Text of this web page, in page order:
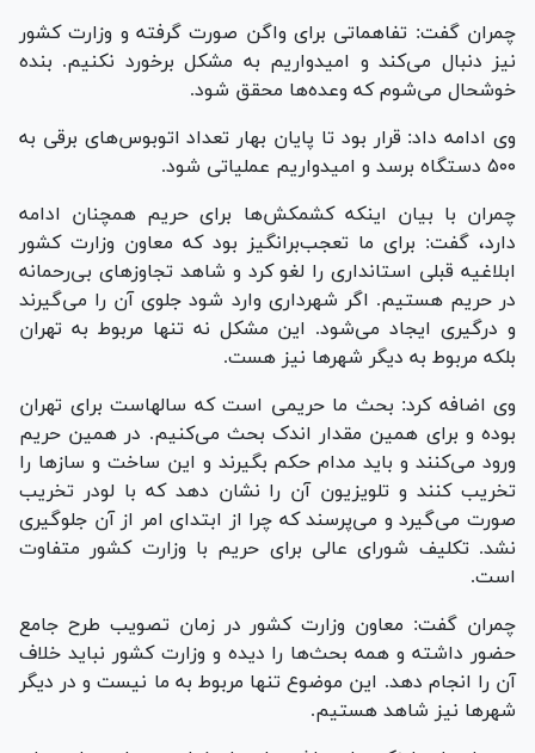
چمران گفت: تفاهماتی برای واگن صورت گرفته و وزارت کشور
نیز دنبال می‌کند و امیدواریم به مشکل برخورد نکنیم. بنده
خوشحال می‌شوم که وعده‌ها محقق شود.
وی ادامه داد: قرار بود تا پایان بهار تعداد اتوبوس‌های برقی به
۵۰۰ دستگاه برسد و امیدواریم عملیاتی شود.
چمران با بیان اینکه کشمکش‌ها برای حریم همچنان ادامه
دارد، گفت: برای ما تعجب‌برانگیز بود که معاون وزارت کشور
ابلاغیه قبلی استانداری را لغو کرد و شاهد تجاوز‌های بی‌رحمانه
در حریم هستیم. اگر شهرداری وارد شود جلوی آن را می‌گیرند
و درگیری ایجاد می‌شود. این مشکل نه تنها مربوط به تهران
بلکه مربوط به دیگر شهر‌ها نیز هست.
وی اضافه کرد: بحث ما حریمی است که سالهاست برای تهران
بوده و برای همین مقدار اندک بحث می‌کنیم. در همین حریم
ورود می‌کنند و باید مدام حکم بگیرند و این ساخت و ساز‌ها را
تخریب کنند و تلویزیون آن را نشان دهد که با لودر تخریب
صورت می‌گیرد و می‌پرسند که چرا از ابتدای امر از آن جلوگیری
نشد. تکلیف شورای عالی برای حریم با وزارت کشور متفاوت
است.
چمران گفت: معاون وزارت کشور در زمان تصویب طرح جامع
حضور داشته و همه بحث‌ها را دیده و وزارت کشور نباید خلاف
آن را انجام دهد. این موضوع تنها مربوط به ما نیست و در دیگر
شهر‌ها نیز شاهد هستیم.